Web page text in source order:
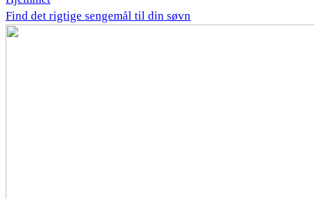
Find det rigtige sengemål til din søvn